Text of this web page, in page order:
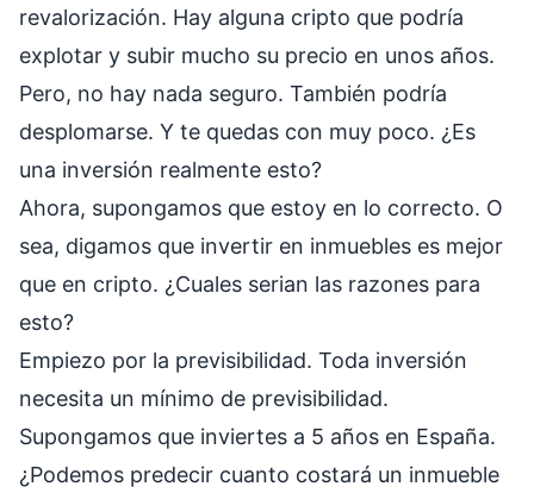
revalorización. Hay alguna cripto que podría
explotar y subir mucho su precio en unos años.
Pero, no hay nada seguro. También podría
desplomarse. Y te quedas con muy poco. ¿Es
una inversión realmente esto?
Ahora, supongamos que estoy en lo correcto. O
sea, digamos que invertir en inmuebles es mejor
que en cripto. ¿Cuales serian las razones para
esto?
Empiezo por la previsibilidad. Toda inversión
necesita un mínimo de previsibilidad.
Supongamos que inviertes a 5 años en España.
¿Podemos predecir cuanto costará un inmueble